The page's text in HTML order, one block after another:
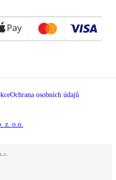
Ochrana osobních údajů
z. o.o.